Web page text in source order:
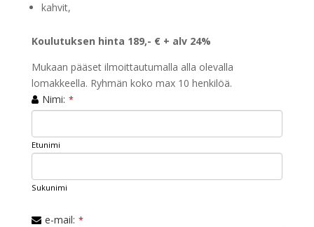
kahvit,
Koulutuksen hinta 189,- € + alv 24%
Mukaan pääset ilmoittautumalla alla olevalla
lomakkeella. Ryhmän koko max 10 henkilöä.
Nimi: *
Etunimi
Sukunimi
e-mail: *